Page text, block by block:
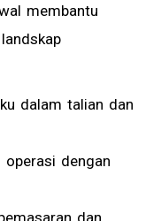
membantu
dalam talian dan
operasi dengan
dan